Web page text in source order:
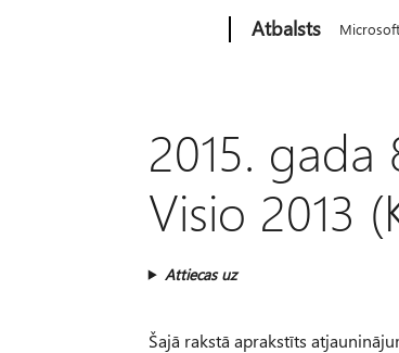
Atbalsts
2015.
Visio 2013
Attiecas uz
Šajā rakstā aprakstīts